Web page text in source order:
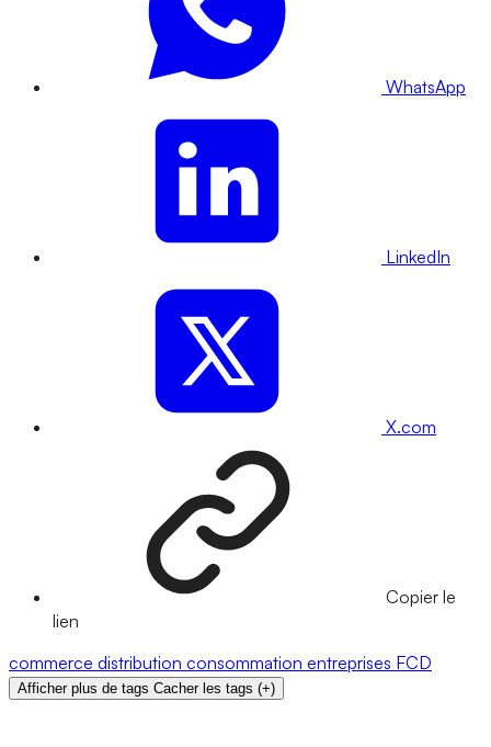
WhatsApp
LinkedIn
X.com
Copier le
lien
commerce distribution consommation entreprises FCD
Afficher plus de tags Cacher les tags (+)